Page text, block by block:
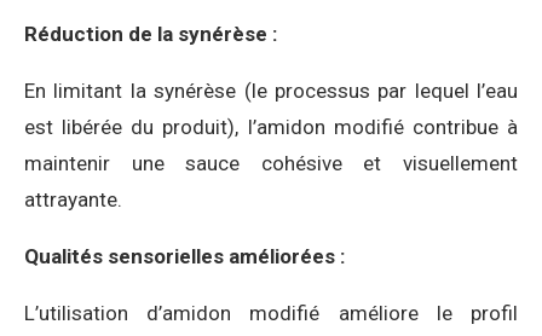
Réduction de la synérèse :
En limitant la synérèse (le processus par lequel l’eau
est libérée du produit), l’amidon modifié contribue à
maintenir une sauce cohésive et visuellement
attrayante.
Qualités sensorielles améliorées :
L’utilisation d’amidon modifié améliore le profil